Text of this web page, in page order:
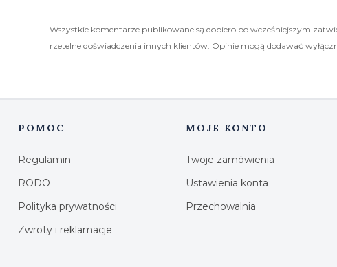
Wszystkie komentarze publikowane są dopiero po wcześniejszym
rzetelne doświadczenia innych klientów. Opinie mogą dodawać
Linki w stopce
POMOC
Regulamin
RODO
Polityka prywatności
Zwroty i reklamacje
MOJE KONTO
Twoje zamówienia
Ustawienia konta
Przechowalnia